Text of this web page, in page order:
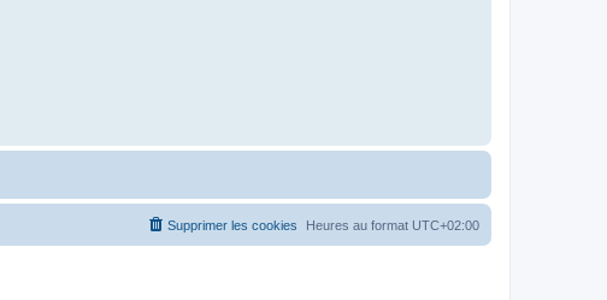
Heures au format UTC+02:00
Supprimer les cookies